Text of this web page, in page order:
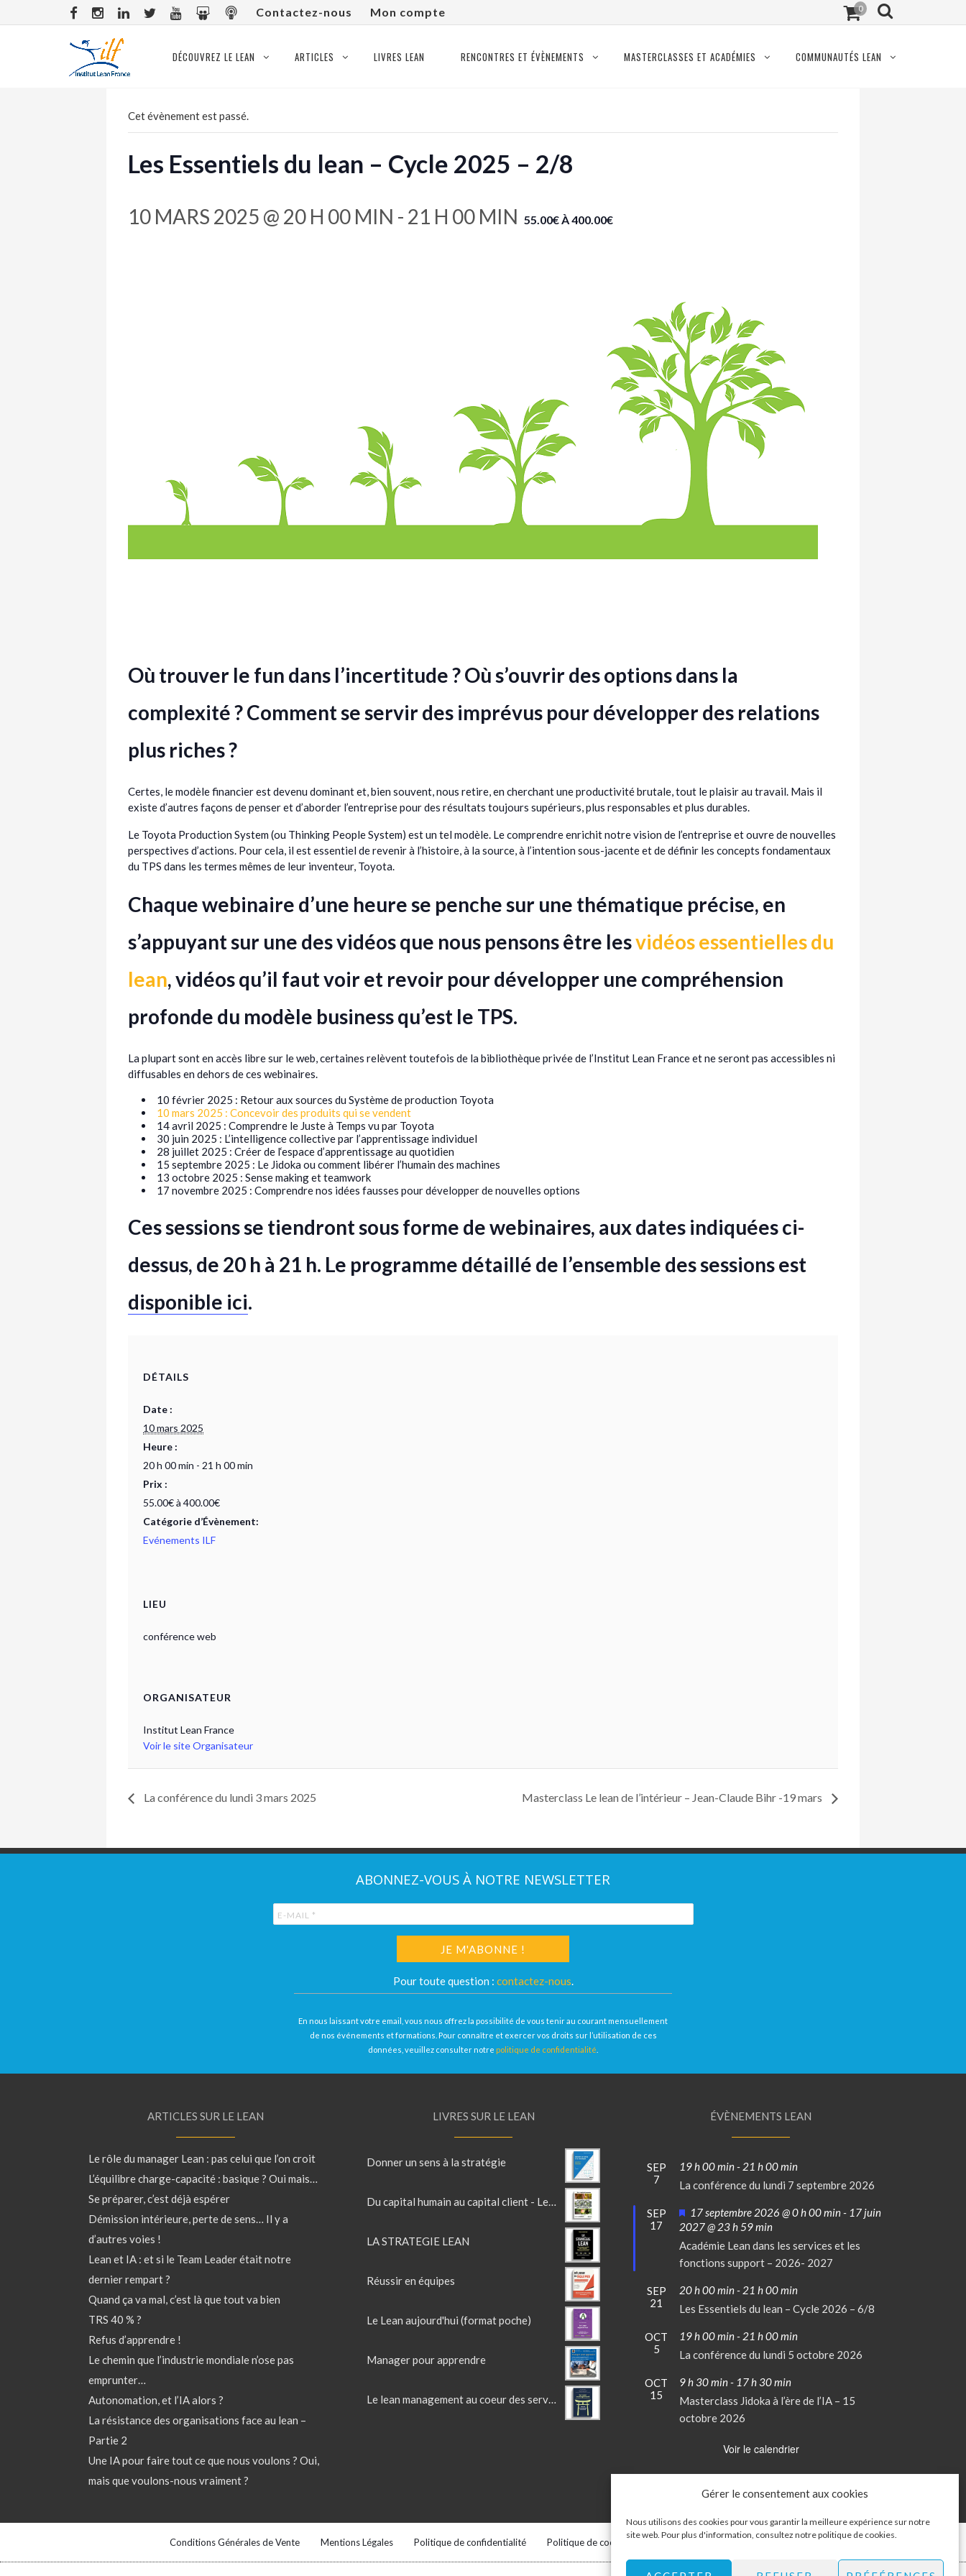
Gérer le consentement aux cookies
Nous utilisons des cookies pour vous garantir la meilleure expérience sur notre
site web. Pour plus d'information, consultez notrepolitique de cookies.
Contactez-nous Mon compte 0
DÉCOUVREZ LE LEAN ARTICLES LIVRES LEAN RENCONTRES ET ÉVÈNEMENTS MASTERCLASSES ET ACADÉMIES COMMUNAUTÉS LEAN
Cet évènement est passé.
Les Essentiels du lean – Cycle 2025 – 2/8
10 MARS 2025 @ 20 H 00 MIN - 21 H 00 MIN 55.00€ À 400.00€
Où trouver le fun dans l’incertitude ? Où s’ouvrir des options dans la
complexité ? Comment se servir des imprévus pour développer des relations
plus riches ?
Certes, le modèle financier est devenu dominant et, bien souvent, nous retire, en cherchant une productivité brutale, tout le plaisir au travail. Mais il
existe d’autres façons de penser et d’aborder l’entreprise pour des résultats toujours supérieurs, plus responsables et plus durables.
Le Toyota Production System (ou Thinking People System) est un tel modèle. Le comprendre enrichit notre vision de l’entreprise et ouvre de nouvelles
perspectives d’actions. Pour cela, il est essentiel de revenir à l’histoire, à la source, à l’intention sous-jacente et de définir les concepts fondamentaux
du TPS dans les termes mêmes de leur inventeur, Toyota.
Chaque webinaire d’une heure se penche sur une thématique précise, en
s’appuyant sur une des vidéos que nous pensons être lesvidéos essentielles du
lean, vidéos qu’il faut voir et revoir pour développer une compréhension
profonde du modèle business qu’est le TPS.
La plupart sont en accès libre sur le web, certaines relèvent toutefois de la bibliothèque privée de l’Institut Lean France et ne seront pas accessibles ni
diffusables en dehors de ces webinaires.
10 février 2025 : Retour aux sources du Système de production Toyota
10 mars 2025 : Concevoir des produits qui se vendent
14 avril 2025 : Comprendre le Juste à Temps vu par Toyota
30 juin 2025 : L’intelligence collective par l’apprentissage individuel
28 juillet 2025 : Créer de l‘espace d’apprentissage au quotidien
15 septembre 2025 : Le Jidoka ou comment libérer l’humain des machines
13 octobre 2025 : Sense making et teamwork
17 novembre 2025 : Comprendre nos idées fausses pour développer de nouvelles options
Ces sessions se tiendront sous forme de webinaires, aux dates indiquées ci-
dessus, de 20 h à 21 h. Le programme détaillé de l’ensemble des sessions est
disponible ici.
DÉTAILS
Date :
10 mars 2025
Heure :
20 h 00 min - 21 h 00 min
Prix :
55.00€ à 400.00€
Catégorie d’Évènement:
Evénements ILF
LIEU
conférence web
ORGANISATEUR
Institut Lean France
Voir le site Organisateur
La conférence du lundi 3 mars 2025 Masterclass Le lean de l’intérieur – Jean-Claude Bihr -19 mars
ABONNEZ-VOUS À NOTRE NEWSLETTER
Pour toute question : contactez-nous.
En nous laissant votre email, vous nous offrez la possibilité de vous tenir au courant mensuellement
de nos événements et formations. Pour connaître et exercer vos droits sur l’utilisation de ces
données, veuillez consulter notre politique de confidentialité
ARTICLES SUR LE LEAN
Le rôle du manager Lean : pas celui que l’on croit
L’équilibre charge-capacité : basique ? Oui mais…
Se préparer, c’est déjà espérer
Démission intérieure, perte de sens… Il y a
d’autres voies !
Lean et IA : et si le Team Leader était notre
dernier rempart ?
Quand ça va mal, c’est là que tout va bien
TRS 40 % ?
Refus d’apprendre !
Le chemin que l’industrie mondiale n’ose pas
emprunter…
Autonomation, et l’IA alors ?
La résistance des organisations face au lean –
Partie 2
Une IA pour faire tout ce que nous voulons ? Oui,
mais que voulons-nous vraiment ?
LIVRES SUR LE LEAN
Donner un sens à la stratégie
Du capital humain au capital client - Lean en France Vol 2
LA STRATEGIE LEAN
Réussir en équipes
Le Lean aujourd'hui (format poche)
Manager pour apprendre
Le lean management au coeur des services
ÉVÈNEMENTS LEAN
SEP
7
19 h 00 min- 21 h 00 min
La conférence du lundi 7 septembre 2026
SEP
17
Mis
en
avant
17 septembre 2026 @ 0 h 00 min- 17 juin
2027 @ 23 h 59 min
Académie Lean dans les services et les
fonctions support – 2026- 2027
SEP
21
20 h 00 min- 21 h 00 min
Les Essentiels du lean – Cycle 2026 – 6/8
OCT
5
19 h 00 min- 21 h 00 min
La conférence du lundi 5 octobre 2026
OCT
15
9 h 30 min- 17 h 30 min
Masterclass Jidoka à l’ère de l’IA – 15
octobre 2026
Voir le calendrier
Conditions Générales de Vente Mentions Légales Politique de confidentialité Politique de cookies Mon Compte Contactez-nous